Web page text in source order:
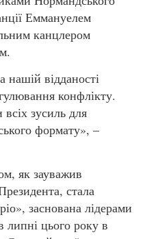
Еммануелем
канцлером
нашій відданості
конфлікту.
зусиль для
формату», –
як зауважив
стала
заснована лідерами
липні цього року в